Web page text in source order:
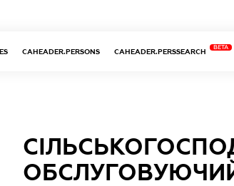
CAHEADER.PERSONS CAHEADER.PERSSEARCH
BETA